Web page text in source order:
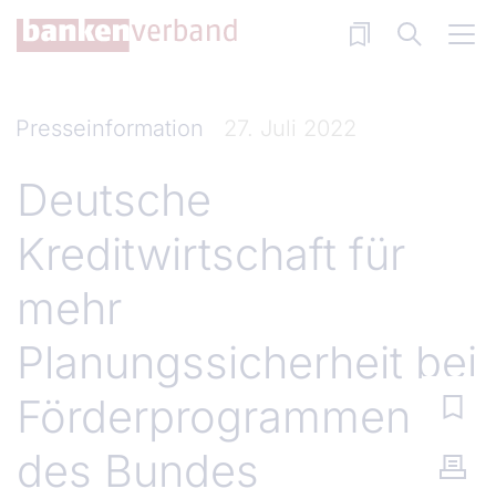
Direkt zum Inhalt
Presseinformation 27. Juli 2022
Deutsche
Kreditwirtschaft für
mehr
Planungssicherheit bei
Förderprogrammen
des Bundes